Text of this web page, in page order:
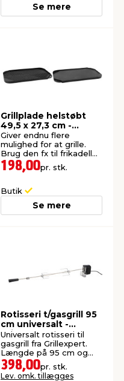
Se mere
Grillplade helstøbt
49,5 x 27,3 cm -
Grillexpert®
Giver endnu flere
mulighed for at grille.
Brug den fx til frikadeller
eller spejlæg.
198,00pr. stk.
Butik
Se mere
Rotisseri t/gasgrill 95
cm universalt -
Grillexpert®
Universalt rotisseri til
gasgrill fra Grillexpert.
Længde på 95 cm og
med motor.
398,00pr. stk.
Lev. omk. tillægges